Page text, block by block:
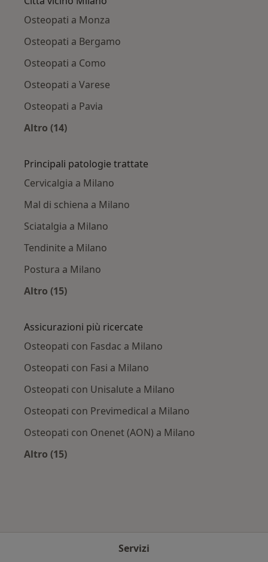
Osteopati a Monza
Osteopati a Bergamo
Osteopati a Como
Osteopati a Varese
Osteopati a Pavia
Altro (14)
Principali patologie trattate
Cervicalgia a Milano
Mal di schiena a Milano
Sciatalgia a Milano
Tendinite a Milano
Postura a Milano
Altro (15)
Assicurazioni più ricercate
Osteopati con Fasdac a Milano
Osteopati con Fasi a Milano
Osteopati con Unisalute a Milano
Osteopati con Previmedical a Milano
Osteopati con Onenet (AON) a Milano
Altro (15)
Servizi